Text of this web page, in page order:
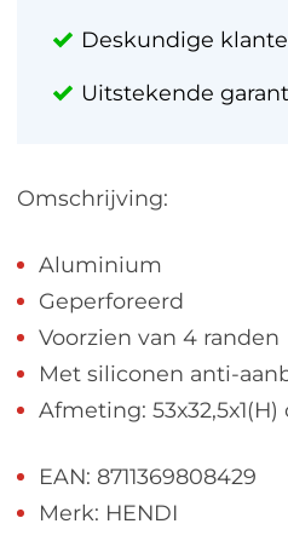
Deskundige
Uitstekende
Omschrijving:
Aluminium
Geperforeerd
Voorzien van 4 randen
Met siliconen anti-
Afmeting: 53x32,5x1(H)
EAN: 8711369808429
Merk: HENDI